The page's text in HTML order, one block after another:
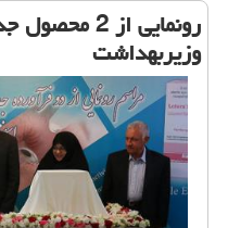
رونمایی از
وزیربهداشت